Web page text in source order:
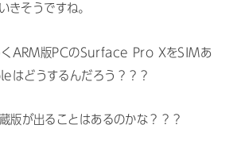
きそうですね。
ARM版PCのSurface Pro XをSIMあ
はどうするんだろう？？？
が出ることはあるのかな？？？